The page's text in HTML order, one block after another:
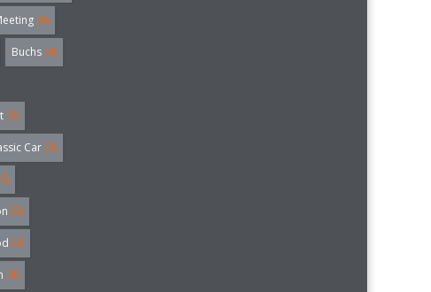
(4)
Buchs (4)
(3)
Car (3)
(3)
(4)
(4)